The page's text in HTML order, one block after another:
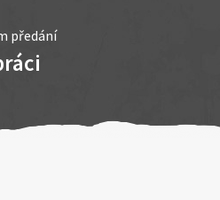
předání